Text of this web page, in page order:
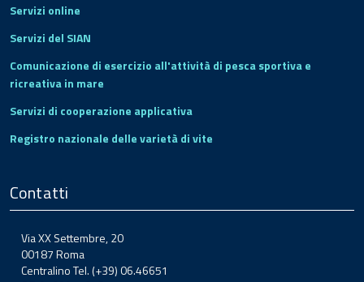
Servizi online
Servizi del SIAN
Comunicazione di esercizio all'attività di pesca sportiva e
ricreativa in mare
Servizi di cooperazione applicativa
Registro nazionale delle varietà di vite
Contatti
Via XX Settembre, 20
00187 Roma
Centralino Tel. (+39) 06.46651